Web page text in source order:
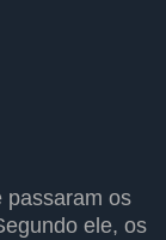
passaram os
ele, os